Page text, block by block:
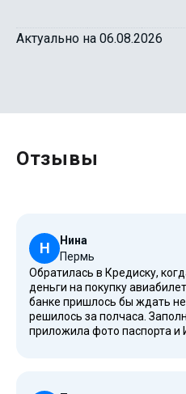
Актуально на 06.08.2026
Отзывы
Н
Нина
Пермь
Обратилась в Кредиску,
деньги на покупку
банке пришлось бы ждать
решилось за полчаса.
приложила фото паспорта и
стандартные для рынка, все